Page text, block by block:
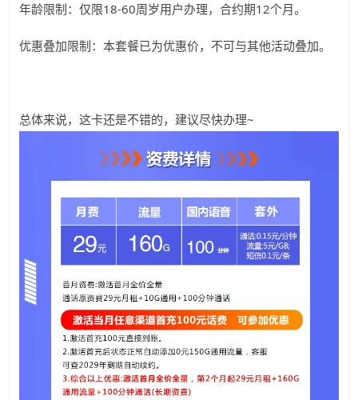
年龄限制：仅限18-60周岁用户办理，合约期12个月。
优惠叠加限制：本套餐已为优惠价，不可与其他活动叠加。
总体来说，这卡还是不错的，建议尽快办理~